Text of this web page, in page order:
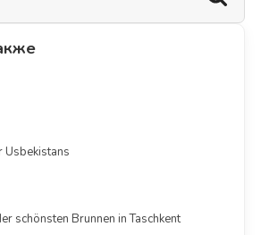
Usbekistans
schönsten Brunnen in Taschkent